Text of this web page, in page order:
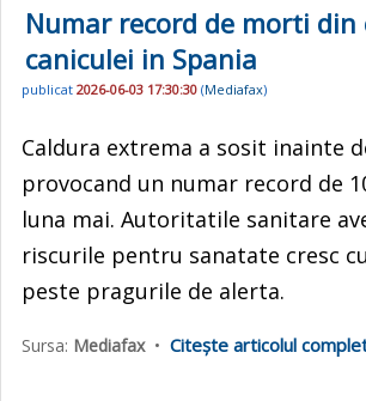
Numar record de morti din
caniculei in Spania
publicat 2026-06-03 17:30:30 (Mediafax)
Caldura extrema a sosit inainte
provocand un numar record de
luna mai. Autoritatile sanitare
riscurile pentru sanatate cresc
peste pragurile de alerta.
Sursa: Mediafax• Citește articolul